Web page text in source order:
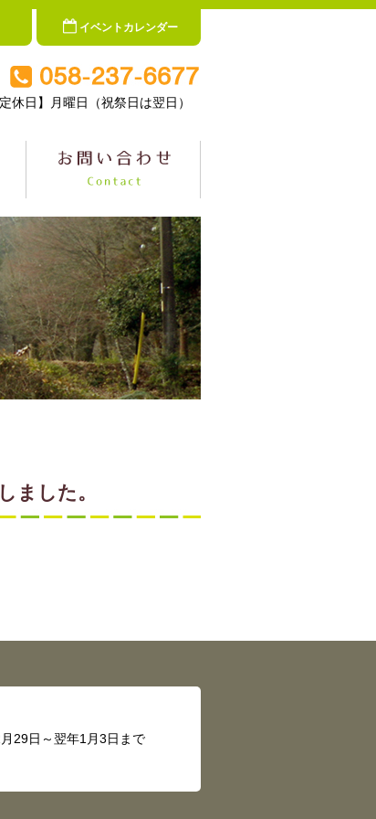
イベントカレンダー
休日】月曜日（祝祭日は翌日）
ました。
29日～翌年1月3日まで